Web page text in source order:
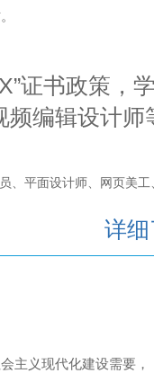
证书政策，
频编辑设计师
、平面设计师、网页美
详
主义现代化建设需要，